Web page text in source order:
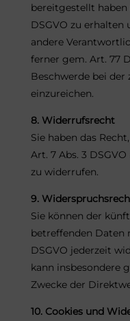
bereitgestellt haben
DSGVO zu
andere
ferner gem. Art. 77
Beschwerde bei
einzureichen.
8. Widerrufsrecht
Sie haben das
Art. 7 Abs. 3
zu widerrufen.
9.
Sie können der
betreffenden Daten
DSGVO jederzeit
kann insbesondere
Zwecke der
10. Cookies und